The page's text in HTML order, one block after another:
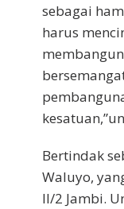
sebagai
harus
Bertindak
Waluyo,
II/2 Jambi.